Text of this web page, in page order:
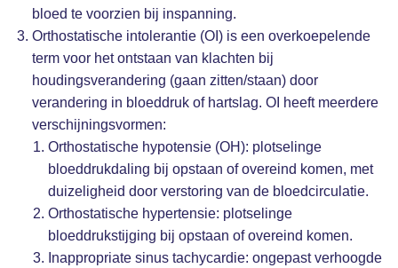
bloed te voorzien bij inspanning.
Orthostatische intolerantie (OI) is een overkoepelende
term voor het ontstaan van klachten bij
houdingsverandering (gaan zitten/staan) door
verandering in bloeddruk of hartslag. OI heeft meerdere
verschijningsvormen:
Orthostatische hypotensie (OH): plotselinge
bloeddrukdaling bij opstaan of overeind komen, met
duizeligheid door verstoring van de bloedcirculatie.
Orthostatische hypertensie: plotselinge
bloeddrukstijging bij opstaan of overeind komen.
Inappropriate sinus tachycardie: ongepast verhoogde